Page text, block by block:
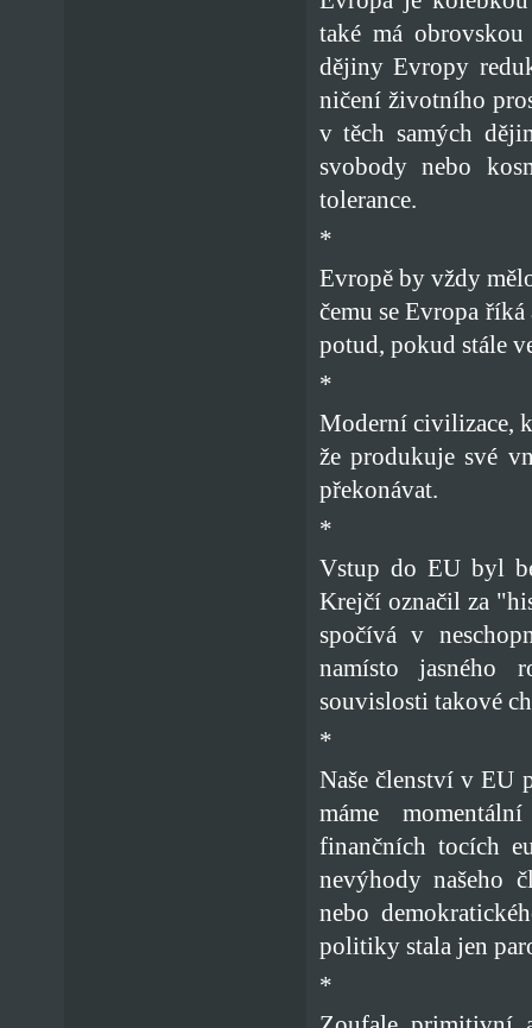
také má
dějiny Evropy
ničení životního
v těch samých
svobody nebo
tolerance.
*
Evropě by vždy
čemu se Evropa
potud, pokud stále
*
Moderní civilizace,
že produkuje své
překonávat.
*
Vstup do EU byl
Krejčí označil za
spočívá v
namísto jasného
souvislosti takové
*
Naše členství v EU
máme
finančních tocích
nevýhody našeho
nebo
politiky stala jen
*